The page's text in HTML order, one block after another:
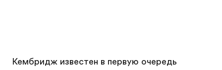
Карьера
Кембридж известен в первую очередь